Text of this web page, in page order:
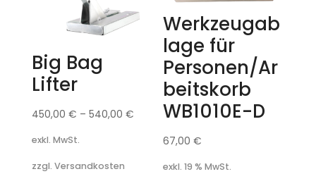
Big Bag
Lifter
450,00 € – 540,00 €
exkl. MwSt.
zzgl. Versandkosten
Werkzeugab
lage für
Personen/Ar
beitskorb
WB1010E-D
67,00€
exkl. 19 % MwSt.